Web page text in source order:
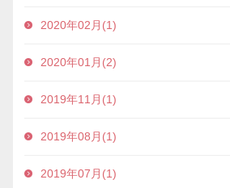
2020年02月(1)
2020年01月(2)
2019年11月(1)
2019年08月(1)
2019年07月(1)